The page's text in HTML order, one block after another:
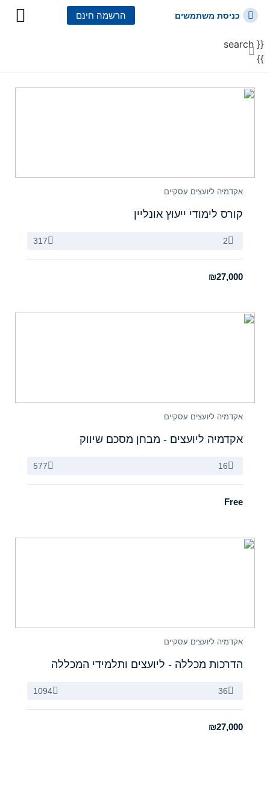
כניסת משתמשים הרשמה חינם
{{ search
}}
אקדמיה ליועצים עסקיים
קורס לימודי ייעוץ אונליין
2
317
₪27,000
אקדמיה ליועצים עסקיים
אקדמיה ליועצים - מבחן מסכם שיווק
16
577
Free
אקדמיה ליועצים עסקיים
הדרכות מכללה - ליועצים ותלמידי המכללה
36
1094
₪27,000